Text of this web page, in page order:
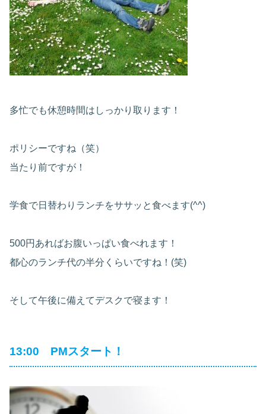
多忙でも休憩時間はしっかり取ります！
ポリシーですね（笑）
当たり前ですが！
学食で日替わりランチをササッと食べます(^^)
500円あればお腹いっぱい食べれます！
都心のランチ代の半分くらいですね！(笑)
そして午後に備えてデスクで寝ます！
13:00 PMスタート！